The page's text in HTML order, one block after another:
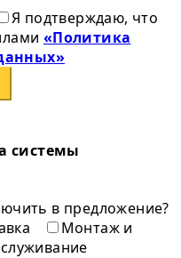
Я подтверждаю, что
«Политика
системы
в предложение?
Монтаж и